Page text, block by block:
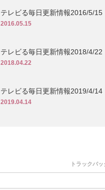
テレビる毎日更新情報2016/5/15
2016.05.15
テレビる毎日更新情報2018/4/22
2018.04.22
テレビる毎日更新情報2019/4/14
2019.04.14
トラックバ